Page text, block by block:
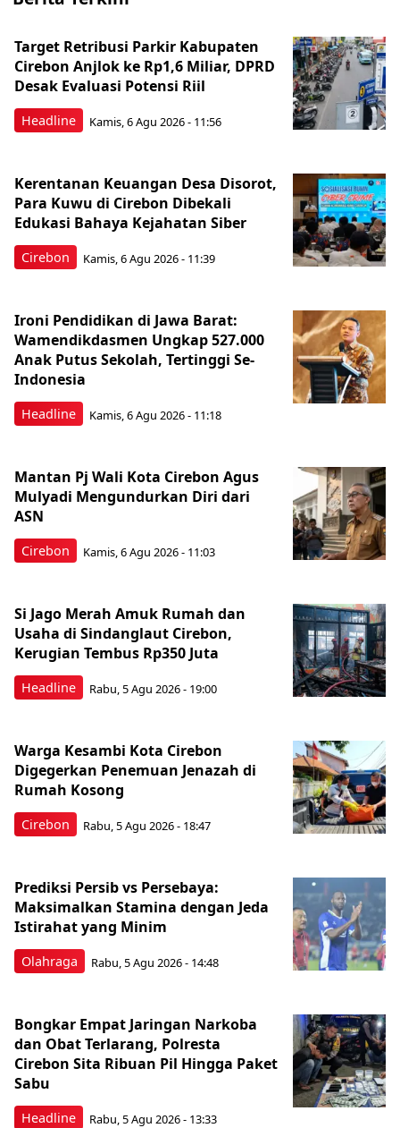
Headline
Target Retribusi Parkir Kabupaten
Cirebon Anjlok ke Rp1,6 Miliar, DPRD
Desak Evaluasi Potensi Riil
Kamis, 6 Agu 2026 - 11:56
Cirebon
Kerentanan Keuangan Desa Disorot,
Para Kuwu di Cirebon Dibekali
Edukasi Bahaya Kejahatan Siber
Kamis, 6 Agu 2026 - 11:39
Headline
Ironi Pendidikan di Jawa Barat:
Wamendikdasmen Ungkap 527.000
Anak Putus Sekolah, Tertinggi Se-
Indonesia
Kamis, 6 Agu 2026 - 11:18
Cirebon
Mantan Pj Wali Kota Cirebon Agus
Mulyadi Mengundurkan Diri dari
ASN
Kamis, 6 Agu 2026 - 11:03
Headline
Si Jago Merah Amuk Rumah dan
Usaha di Sindanglaut Cirebon,
Kerugian Tembus Rp350 Juta
Rabu, 5 Agu 2026 - 19:00
Cirebon
Warga Kesambi Kota Cirebon
Digegerkan Penemuan Jenazah di
Rumah Kosong
Rabu, 5 Agu 2026 - 18:47
Olahraga
Prediksi Persib vs Persebaya:
Maksimalkan Stamina dengan Jeda
Istirahat yang Minim
Rabu, 5 Agu 2026 - 14:48
Headline
Bongkar Empat Jaringan Narkoba
dan Obat Terlarang, Polresta
Cirebon Sita Ribuan Pil Hingga Paket
Sabu
Rabu, 5 Agu 2026 - 13:33